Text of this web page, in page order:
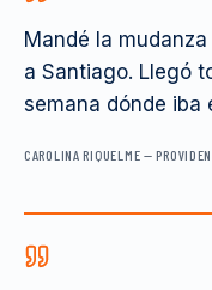
Mandé la
a Santiago. Llegó
semana dónde iba
CAROLINA RIQUELME —